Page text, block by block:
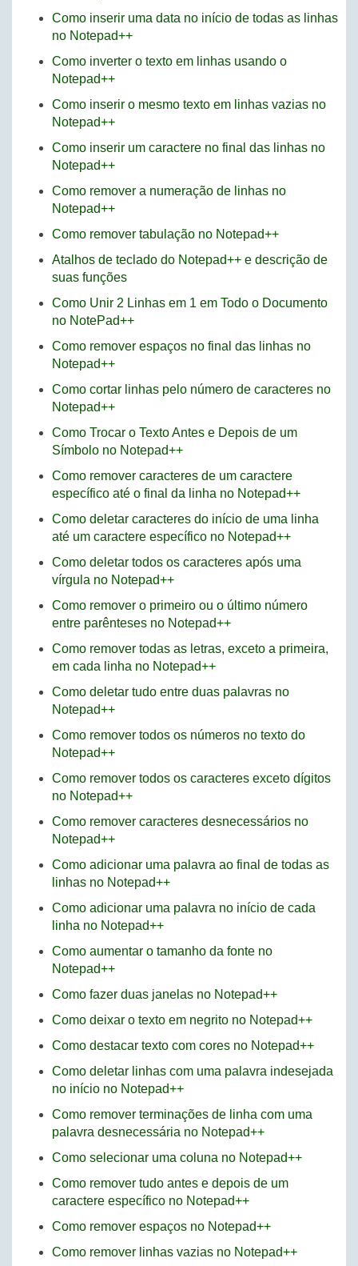
Como inserir uma data no início de todas as linhas
no Notepad++
Como inverter o texto em linhas usando o
Notepad++
Como inserir o mesmo texto em linhas vazias no
Notepad++
Como inserir um caractere no final das linhas no
Notepad++
Como remover a numeração de linhas no
Notepad++
Como remover tabulação no Notepad++
Atalhos de teclado do Notepad++ e descrição de
suas funções
Como Unir 2 Linhas em 1 em Todo o Documento
no NotePad++
Como remover espaços no final das linhas no
Notepad++
Como cortar linhas pelo número de caracteres no
Notepad++
Como Trocar o Texto Antes e Depois de um
Símbolo no Notepad++
Como remover caracteres de um caractere
específico até o final da linha no Notepad++
Como deletar caracteres do início de uma linha
até um caractere específico no Notepad++
Como deletar todos os caracteres após uma
vírgula no Notepad++
Como remover o primeiro ou o último número
entre parênteses no Notepad++
Como remover todas as letras, exceto a primeira,
em cada linha no Notepad++
Como deletar tudo entre duas palavras no
Notepad++
Como remover todos os números no texto do
Notepad++
Como remover todos os caracteres exceto dígitos
no Notepad++
Como remover caracteres desnecessários no
Notepad++
Como adicionar uma palavra ao final de todas as
linhas no Notepad++
Como adicionar uma palavra no início de cada
linha no Notepad++
Como aumentar o tamanho da fonte no
Notepad++
Como fazer duas janelas no Notepad++
Como deixar o texto em negrito no Notepad++
Como destacar texto com cores no Notepad++
Como deletar linhas com uma palavra indesejada
no início no Notepad++
Como remover terminações de linha com uma
palavra desnecessária no Notepad++
Como selecionar uma coluna no Notepad++
Como remover tudo antes e depois de um
caractere específico no Notepad++
Como remover espaços no Notepad++
Como remover linhas vazias no Notepad++